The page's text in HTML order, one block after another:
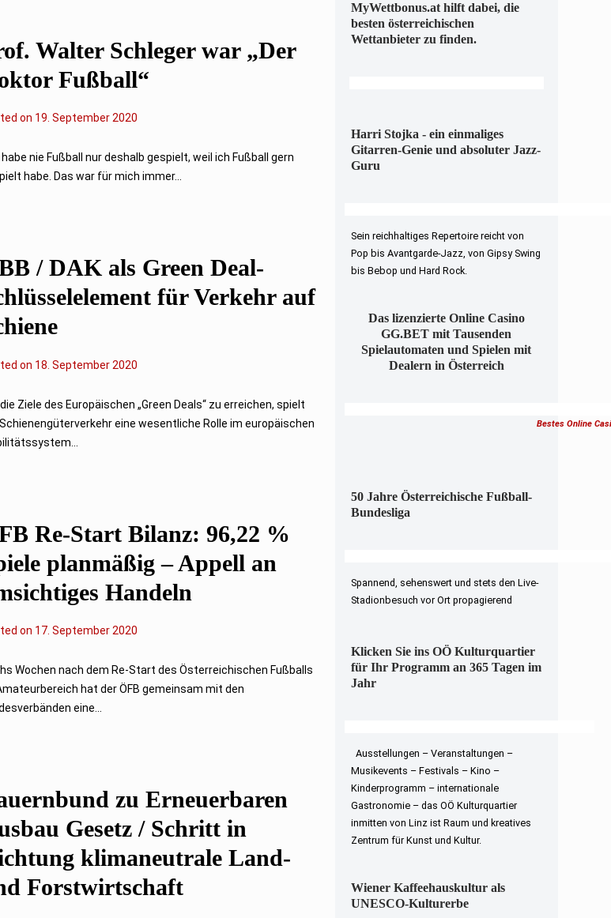
0
2
Walter Schleger war „Der
Fußball“
on 1
S
p
2
2
0
19. September 2020
habe nie Fußball nur deshalb gespielt, weil ich Fußball gern
habe. Das war für mich immer...
/ DAK als Green Deal-
für Verkehr auf
on 2
e
r
u
a
18. September 2020
Ziele des Europäischen „Green Deals“ zu erreichen, spielt
eine wesentliche Rolle im europäischen
Re-Start Bilanz: 96,22 %
planmäßig – Appell an
Handeln
on 17. September 2020
Wochen nach dem Re-Start des Österreichischen Fußballs
hat der ÖFB gemeinsam mit den
eine...
zu Erneuerbaren
Gesetz / Schritt in
klimaneutrale Land-
Forstwirtschaft
MyWettbonus.at hilft dabei, die
besten österreichischen
Wettanbieter zu finden.
Harri Stojka - ein einmaliges
Gitarren-Genie und absoluter Jazz-
Guru
Sein reichhaltiges Repertoire reicht von
Pop bis Avantgarde-Jazz, von Gipsy Swing
bis Bebop und Hard Rock.
Das lizenzierte Online Casino
GG.BET mit Tausenden
Spielautomaten und Spielen mit
Dealern in Österreich
Bestes Online
50 Jahre Österreichische Fußball-
Bundesliga
Spannend, sehenswert und stets den Live-
Stadionbesuch vor Ort propagierend
Klicken Sie ins OÖ Kulturquartier
für Ihr Programm an 365 Tagen im
Jahr
Ausstellungen – Veranstaltungen –
Musikevents – Festivals – Kino –
Kinderprogramm – internationale
Gastronomie – das OÖ Kulturquartier
inmitten von Linz ist Raum und kreatives
Zentrum für Kunst und Kultur.
Wiener Kaffeehauskultur als
UNESCO-Kulturerbe